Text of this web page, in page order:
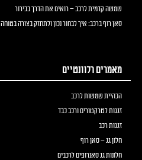
שמשה קדמית לרכב – רואים את הדרך בבירור
סאן רוף ברכב: איך לבחור נכון ולתחזק בצורה בטוחה
מאמרים רלוונטיים
הכהיית שמשות לרכב
זגגות לטרקטורים ורכב כבד
זגגות רכב
חלון גג – סאן רוף
חלונות גג סאנרופים לרכבים